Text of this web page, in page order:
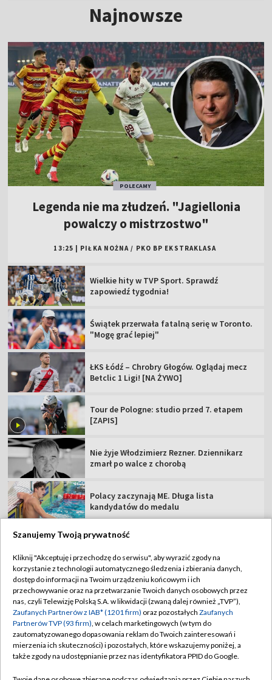
Najnowsze
POLECAMY
Legenda nie ma złudzeń. "Jagiellonia
powalczy o mistrzostwo"
13:25 PIŁKA NOŻNA / PKO BP EKSTRAKLASA
Wielkie hity w TVP Sport. Sprawdź
zapowiedź tygodnia!
Świątek przerwała fatalną serię w Toronto.
"Mogę grać lepiej"
ŁKS Łódź – Chrobry Głogów. Oglądaj mecz
Betclic 1 Ligi! [NA ŻYWO]
Tour de Pologne: studio przed 7. etapem
[ZAPIS]
Nie żyje Włodzimierz Rezner. Dziennikarz
zmarł po walce z chorobą
Polacy zaczynają ME. Długa lista
kandydatów do medalu
TVP
Abonament TVP
Sklep TVP
Biuro Reklamy
Oferta Handlowa
Regulamin TVP
Polityka prywatności
Moje zgody
Biuro reklamy
Szanujemy Twoją prywatność
Kliknij "Akceptuję i przechodzę do serwisu", aby wyrazić zgody na
korzystanie z technologii automatycznego śledzenia i zbierania danych,
dostęp do informacji na Twoim urządzeniu końcowym i ich
przechowywanie oraz na przetwarzanie Twoich danych osobowych przez
nas, czyli Telewizję Polską S.A. w likwidacji (zwaną dalej również „TVP”),
Zaufanych Partnerów z IAB* (1201 firm) oraz pozostałych Zaufanych
Partnerów TVP (93 firm), w celach marketingowych (w tym do
zautomatyzowanego dopasowania reklam do Twoich zainteresowań i
mierzenia ich skuteczności) i pozostałych, które wskazujemy poniżej, a
także zgody na udostępnianie przez nas identyfikatora PPID do Google.